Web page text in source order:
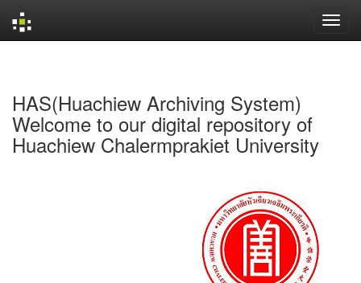
HAS(Huachiew Archiving System)
Welcome to our digital repository of
Huachiew Chalermprakiet University